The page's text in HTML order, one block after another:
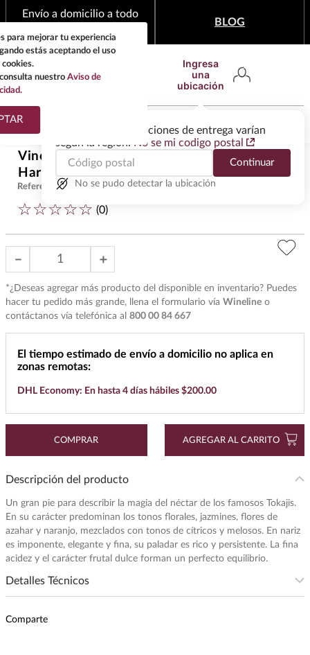
Envío a domicilio a todo
BLOG
Ingresa
una
ubicación
Las ofertas y las opciones de entrega varían
según la región. No se mi codigo postal
Continuar
No se pudo detectar la ubicación
¿Qué estas buscando?
Vino Blanco Tokaji Furmint Late
Harvest 500 ml
$848
Referencia:VUB41087
☆☆☆☆☆ (0)
＋
－
*¿Deseas agregar más producto del disponible en inventario? Puedes
hacer tu pedido más grande, llena el formulario vía Wineline o
contáctanos vía telefónica al 800 00 84 667
El tiempo estimado de envío a domicilio no aplica en
zonas remotas:
DHL Economy: En hasta 4 días hábiles $200.00
COMPRAR AGREGAR AL CARRITO
Descripción del producto
Un gran pie para describir la magia del néctar de los famosos Tokajis.
En su carácter predominan los tonos florales, jazmines, flores de
azahar y naranjo, mezclados con tonos de cítricos y melosos. En nariz
es imponente, elegante y fina, su paladar es rico y persistente. La fina
acidez y el carácter frutal dulce forman un perfecto equilibrio.
Detalles Técnicos
Intensidad
Comparte
TÉRMINOS MÁS
BUSCADOS
1.
tequila
2.
whisky
3.
tequilas
4.
5.
mezcal
6.
don julio
7.
cerveza
8.
buchanans
para mejorar tu experiencia
estás aceptando el uso
nuestro Aviso de